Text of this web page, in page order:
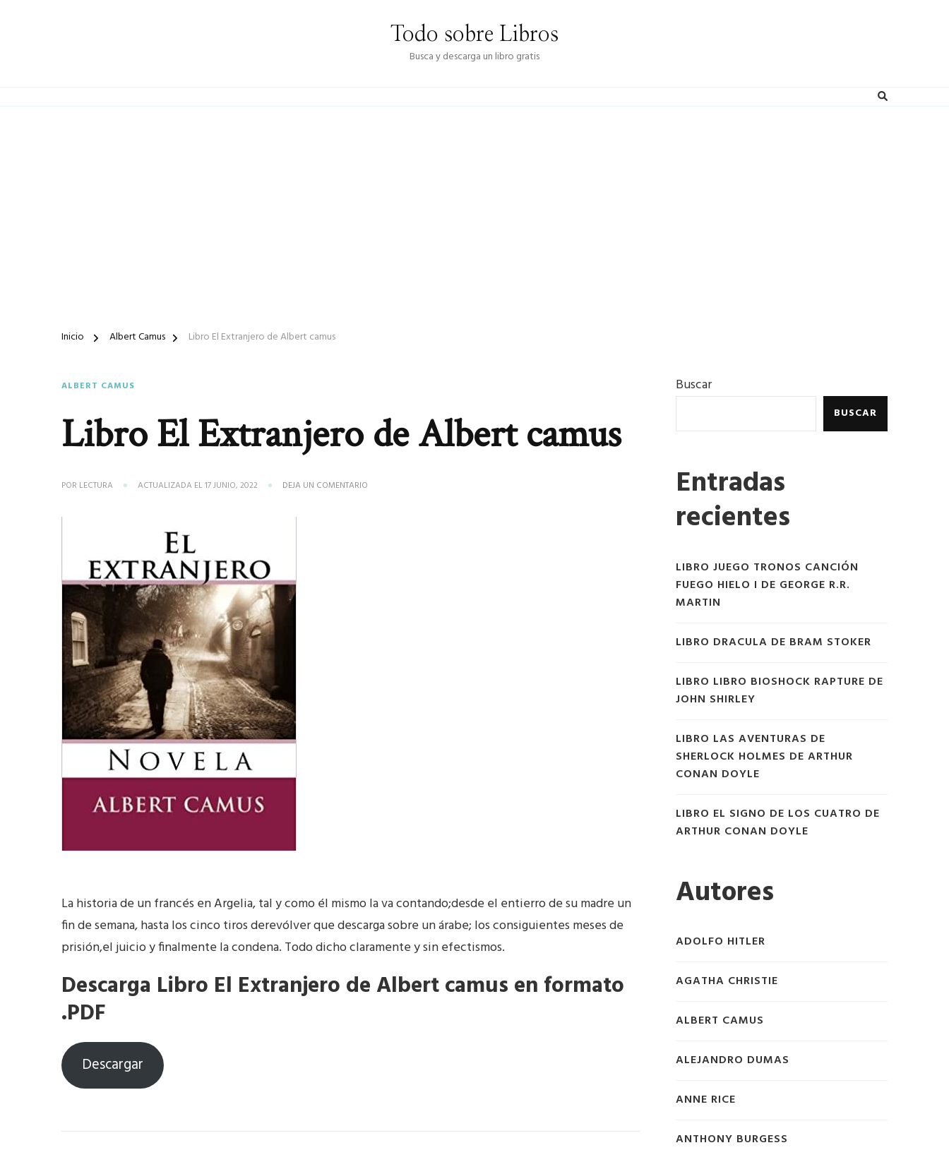
Todo sobre Libros
Busca y descarga un libro gratis
Inicio Albert Camus Libro El Extranjero de Albert camus
ALBERT CAMUS
Libro El Extranjero de Albert camus
POR LECTURA ACTUALIZADA EL17 JUNIO, 2022 DEJA UN COMENTARIO
La historia de un francés en Argelia, tal y como él mismo la va contando;desde el entierro de su madre un
fin de semana, hasta los cinco tiros derevólver que descarga sobre un árabe; los consiguientes meses de
prisión,el juicio y finalmente la condena. Todo dicho claramente y sin efectismos.
Descarga Libro El Extranjero de Albert camus en formato
.PDF
Descargar
Buscar
BUSCAR
Entradas
recientes
LIBRO JUEGO TRONOS CANCIÓN
FUEGO HIELO I DE GEORGE R.R.
MARTIN
LIBRO DRACULA DE BRAM STOKER
LIBRO LIBRO BIOSHOCK RAPTURE DE
JOHN SHIRLEY
LIBRO LAS AVENTURAS DE
SHERLOCK HOLMES DE ARTHUR
CONAN DOYLE
LIBRO EL SIGNO DE LOS CUATRO DE
ARTHUR CONAN DOYLE
Autores
ADOLFO HITLER
AGATHA CHRISTIE
ALBERT CAMUS
ALEJANDRO DUMAS
ANNE RICE
ANTHONY BURGESS